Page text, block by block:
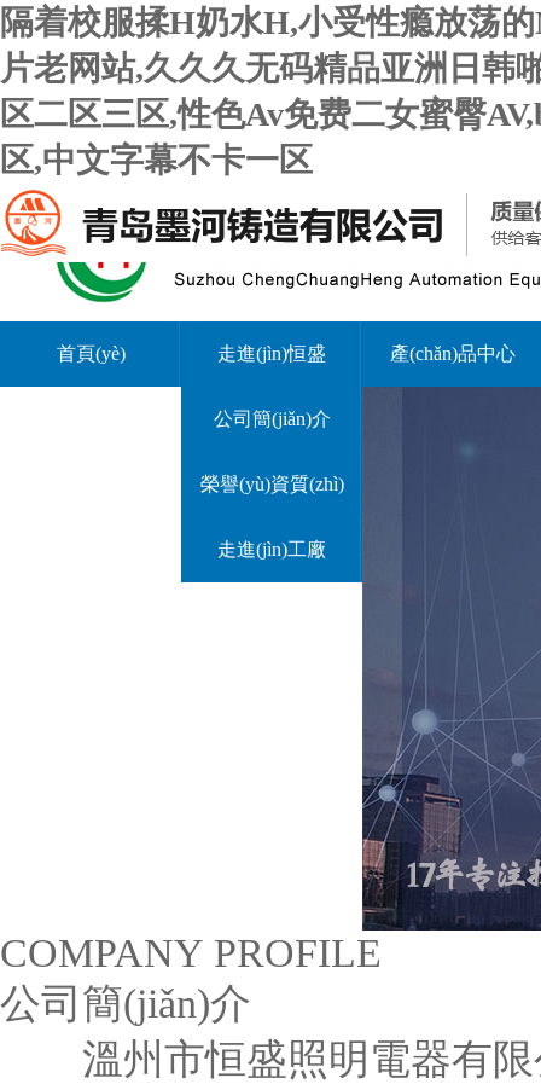
隔着校服揉H奶水H,小受性瘾放荡
片老网站,久久久无码精品亚洲日韩
区二区三区,性色Av免费二女蜜臀
区,中文字幕不卡一区
首頁(yè) 走進(jìn)恒盛
公司簡(jiǎn)介
榮譽(yù)資質(zhì)
走進(jìn)工廠
產(chǎn)品中心
COMPANY PROFILE
公司簡(jiǎn)介
溫州市恒盛照明電器有限